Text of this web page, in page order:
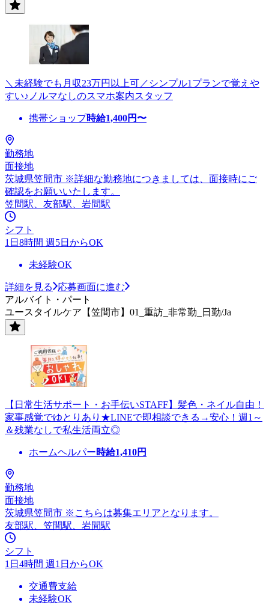
＼未経験でも月収23万円以上可／シンプル1プランで覚えや
すい♪ノルマなしのスマホ案内スタッフ
携帯ショップ時給1,400円〜
勤務地
面接地
茨城県笠間市 ※詳細な勤務地につきましては、面接時にご
確認をお願いいたします。
笠間駅、友部駅、岩間駅
シフト
1日8時間 週5日からOK
未経験OK
詳細を見る
応募画面に進む
アルバイト・パート
ユースタイルケア【笠間市】01_重訪_非常勤_日勤/Ja
【日常生活サポート・お手伝いSTAFF】髪色・ネイル自由！
家事感覚でゆとりあり★LINEで即相談できる→安心！週1～
＆残業なしで私生活両立◎
ホームヘルパー時給1,410円
勤務地
面接地
茨城県笠間市 ※こちらは募集エリアとなります。
友部駅、笠間駅、岩間駅
シフト
1日4時間 週1日からOK
交通費支給
未経験OK